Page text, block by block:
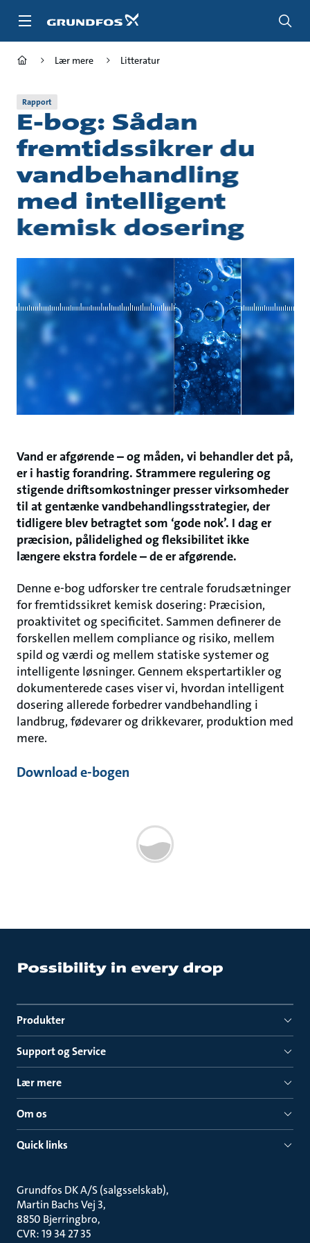
Lær mere Litteratur
Rapport
E-bog: Sådan
fremtidssikrer du
vandbehandling
med intelligent
kemisk dosering
Vand er afgørende – og måden, vi behandler det på,
er i hastig forandring. Strammere regulering og
stigende driftsomkostninger presser virksomheder
til at gentænke vandbehandlingsstrategier, der
tidligere blev betragtet som ‘gode nok’. I dag er
præcision, pålidelighed og fleksibilitet ikke
længere ekstra fordele – de er afgørende.
Denne e-bog udforsker tre centrale forudsætninger
for fremtidssikret kemisk dosering: Præcision,
proaktivitet og specificitet. Sammen definerer de
forskellen mellem compliance og risiko, mellem
spild og værdi og mellem statiske systemer og
intelligente løsninger. Gennem ekspertartikler og
dokumenterede cases viser vi, hvordan intelligent
dosering allerede forbedrer vandbehandling i
landbrug, fødevarer og drikkevarer, produktion med
mere.
Download e-bogen
Produkter
Support og Service
Lær mere
Om os
Quick links
Grundfos DK A/S (salgsselskab)
Martin Bachs Vej 3
8850 Bjerringbro
CVR: 19 34 27 35